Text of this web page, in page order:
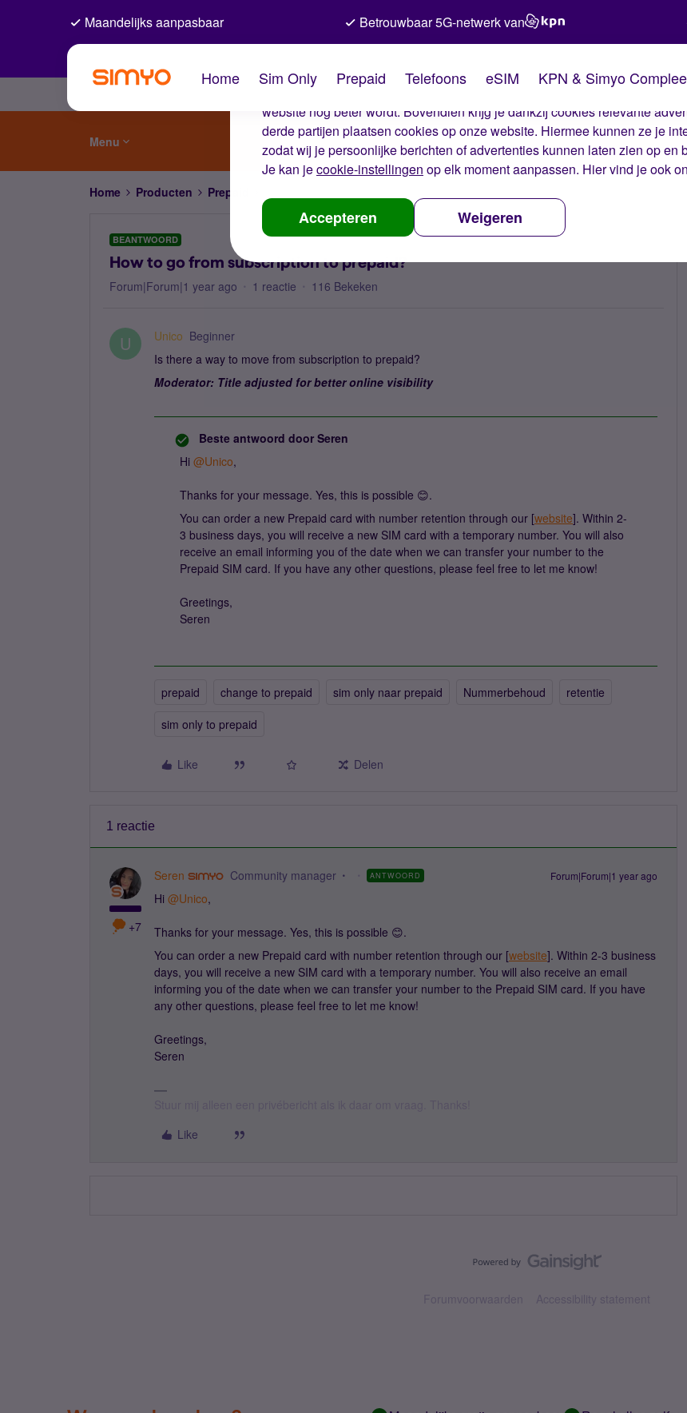
De cookies van Simyo
Wij gebruiken cookies op onze website. Met deze cookies zorgen wij
website nog beter wordt. Bovendien krijg je dankzij cookies relevante
derde partijen plaatsen cookies op onze website. Hiermee kunnen ze je
zodat wij je persoonlijke berichten of advertenties kunnen laten zien op en
Je kan jecookie-instellingen op elk moment aanpassen. Hier vind je ook
Accepteren Weigeren
Maandelijks aanpasbaar Betrouwbaar 5G-netwerk van
Home Sim Only Prepaid Telefoons eSIM KPN & Simyo
Menu
Home Producten Prepaid
BEANTWOORD
How to go from subscription to prepaid?
Forum|Forum|1 year ago 1 reactie 116 Bekeken
U Unico Beginner
Is there a way to move from subscription to prepaid?
Moderator: Title adjusted for better online visibility
Beste antwoord door Seren
Hi ​ @Unico,
Thanks for your message. Yes, this is possible 😊.
You can order a new Prepaid card with number retention through our [website]. Within 2-
3 business days, you will receive a new SIM card with a temporary number. You will also
receive an email informing you of the date when we can transfer your number to the
Prepaid SIM card. If you have any other questions, please feel free to let me know!
Greetings,
Seren
prepaid change to prepaid sim only naar prepaid Nummerbehoud
retentie
sim only to prepaid
Like Delen
1 reactie
+7
Seren Community manager ANTWOORD Forum|Forum|1 year ago
Hi ​ @Unico,
Thanks for your message. Yes, this is possible 😊.
You can order a new Prepaid card with number retention through our [website]. Within 2-3 business
days, you will receive a new SIM card with a temporary number. You will also receive an email
informing you of the date when we can transfer your number to the Prepaid SIM card. If you have
any other questions, please feel free to let me know!
Greetings,
Seren
Like
Forumvoorwaarden Accessibility statement